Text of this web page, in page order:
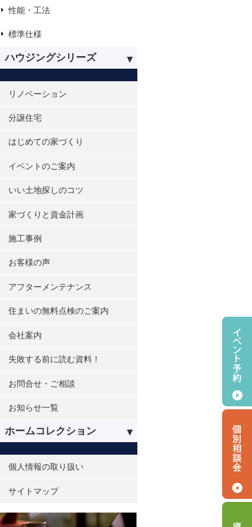
性能・工法
標準仕様
ハウジングシリーズ
リノベーション
分譲住宅
はじめての家づくり
イベントのご案内
いい土地探しのコツ
家づくりと資金計画
施工事例
お客様の声
アフターメンテナンス
住まいの無料点検のご案内
会社案内
失敗する前に読む資料！
お問合せ・ご相談
お知らせ一覧
ホームコレクション
個人情報の取り扱い
サイトマップ